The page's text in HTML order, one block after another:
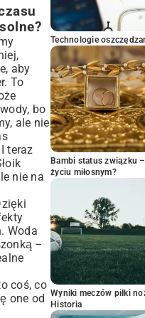
aby
To
bo
ale nie
teraz
nie na
Woda
–
coś, co
one od
Technologie
Bambi status związku
życiu miłosnym?
Wyniki meczów piłki
Historia